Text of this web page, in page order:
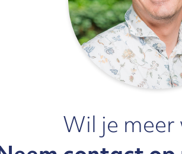
Wil je meer